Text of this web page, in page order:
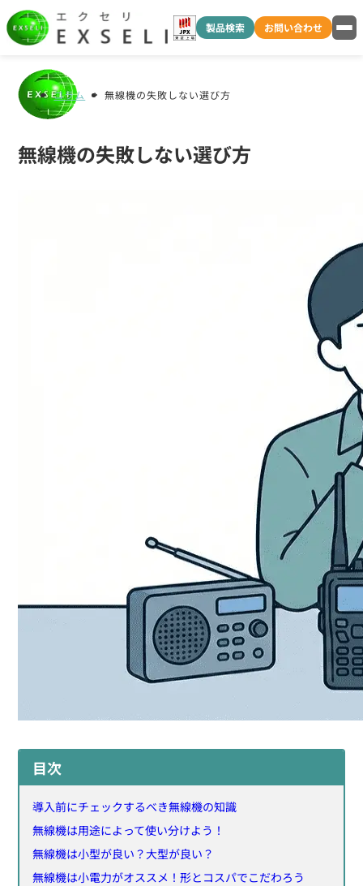
製品検索 お問い合わせ
コラム 無線機の失敗しない選び方
無線機の失敗しない選び方
目次
導入前にチェックするべき無線機の知識
無線機は用途によって使い分けよう！
無線機は小型が良い？大型が良い？
無線機は小電力がオススメ！形とコスパでこだわろう